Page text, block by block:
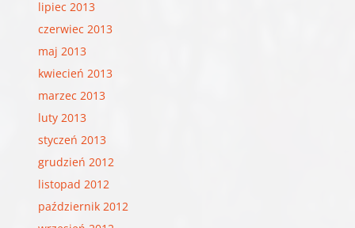
lipiec 2013
czerwiec 2013
maj 2013
kwiecień 2013
marzec 2013
luty 2013
styczeń 2013
grudzień 2012
listopad 2012
październik 2012